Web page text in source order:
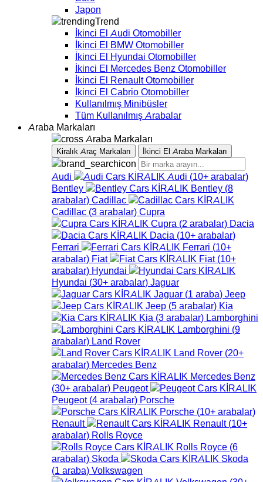
Japon
Trend
İkinci El Audi Otomobiller
İkinci El BMW Otomobiller
İkinci El Hyundai Otomobiller
İkinci El Mercedes Benz Otomobiller
İkinci El Renault Otomobiller
İkinci El Cabrio Otomobiller
Kullanılmış Minibüsler
Tüm Kullanılmış Arabalar
Araba Markaları
Araba Markaları
Kiralık Araç Markaları İkinci El Araba Markaları
Audi Audi (10+ arabalar)
Bentley
Bentley (8
arabalar) Cadillac
Cadillac (3 arabalar) Cupra
Cupra (2 arabalar) Dacia
Dacia (10+ arabalar)
Ferrari
Ferrari (10+
arabalar) Fiat Fiat (10+
arabalar) Hyundai
Hyundai (30+ arabalar) Jaguar
Jaguar (1 araba) Jeep
Jeep (5 arabalar) Kia
Kia (3 arabalar) Lamborghini
Lamborghini (9
arabalar) Land Rover
Land Rover (20+
arabalar) Mercedes Benz
Mercedes Benz
(30+ arabalar) Peugeot
Peugeot (4 arabalar) Porsche
Porsche (10+ arabalar)
Renault
Renault (10+
arabalar) Rolls Royce
Rolls Royce (6
arabalar) Skoda
Skoda
(1 araba) Volkswagen